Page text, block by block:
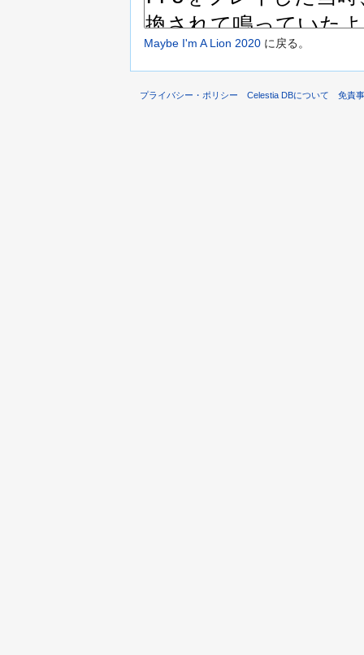
Maybe I'm A Lion 2020 に戻る。
プライバシー・ポリシー Celestia DBについて 免責